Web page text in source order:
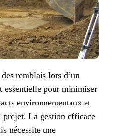
remblais lors d’un
essentielle pour minimiser
environnementaux et
La gestion efficace
nécessite une